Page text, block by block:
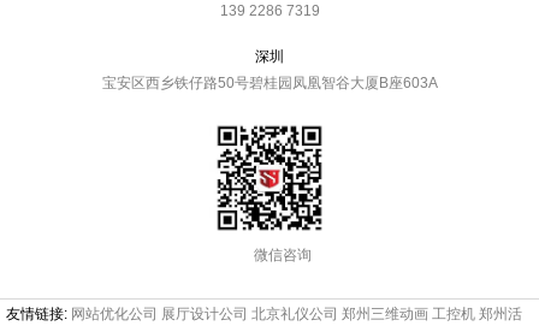
139 2286 7319
深圳
宝安区西乡铁仔路50号碧桂园凤凰智谷大厦B座603A
微信咨询
友情链接: 网站优化公司 展厅设计公司 北京礼仪公司 郑州三维动画 工控机 郑州活